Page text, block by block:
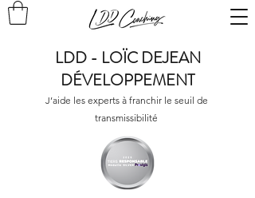
LDD - LOÏC DEJEAN
DÉVELOPPEMENT
J’aide les experts à franchir le seuil de
transmissibilité